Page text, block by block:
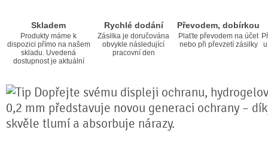
Skladem
Produkty máme k
dispozici přímo na našem
skladu. Uvedená
dostupnost je aktuální
Rychlé dodání
Zásilka je doručována
obvykle následující
pracovní den
Převodem, dobírkou
Plaťte převodem na účet
nebo při převzetí zásilky
Dopřejte svému displeji ochranu,
0,2 mm představuje novou generaci ochrany –
skvěle tlumí a absorbuje nárazy.